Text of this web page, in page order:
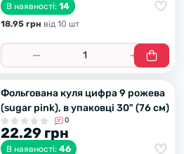
В наявності: 14
18.95 грн вiд 10 шт
Фольгована куля цифра 9 рожева
(sugar pink), в упаковці 30" (76 см)
0
22.29 грн
В наявності: 46